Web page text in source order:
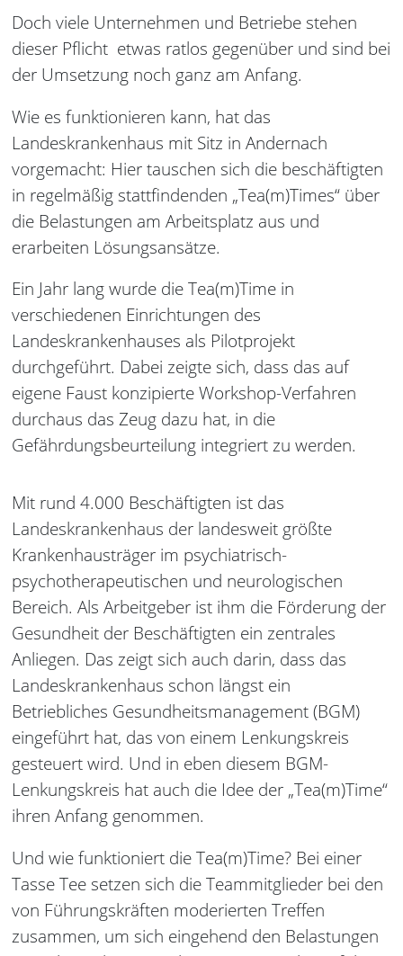
Doch viele Unternehmen und Betriebe stehen
dieser Pflicht etwas ratlos gegenüber und sind bei
der Umsetzung noch ganz am Anfang.
Wie es funktionieren kann, hat das
Landeskrankenhaus mit Sitz in Andernach
vorgemacht: Hier tauschen sich die beschäftigten
in regelmäßig stattfindenden „Tea(m)Times“ über
die Belastungen am Arbeitsplatz aus und
erarbeiten Lösungsansätze.
Ein Jahr lang wurde die Tea(m)Time in
verschiedenen Einrichtungen des
Landeskrankenhauses als Pilotprojekt
durchgeführt. Dabei zeigte sich, dass das auf
eigene Faust konzipierte Workshop-Verfahren
durchaus das Zeug dazu hat, in die
Gefährdungsbeurteilung integriert zu werden.
Mit rund 4.000 Beschäftigten ist das
Landeskrankenhaus der landesweit größte
Krankenhausträger im psychiatrisch-
psychotherapeutischen und neurologischen
Bereich. Als Arbeitgeber ist ihm die Förderung der
Gesundheit der Beschäftigten ein zentrales
Anliegen. Das zeigt sich auch darin, dass das
Landeskrankenhaus schon längst ein
Betriebliches Gesundheitsmanagement (BGM)
eingeführt hat, das von einem Lenkungskreis
gesteuert wird. Und in eben diesem BGM-
Lenkungskreis hat auch die Idee der „Tea(m)Time“
ihren Anfang genommen.
Und wie funktioniert die Tea(m)Time? Bei einer
Tasse Tee setzen sich die Teammitglieder bei den
von Führungskräften moderierten Treffen
zusammen, um sich eingehend den Belastungen